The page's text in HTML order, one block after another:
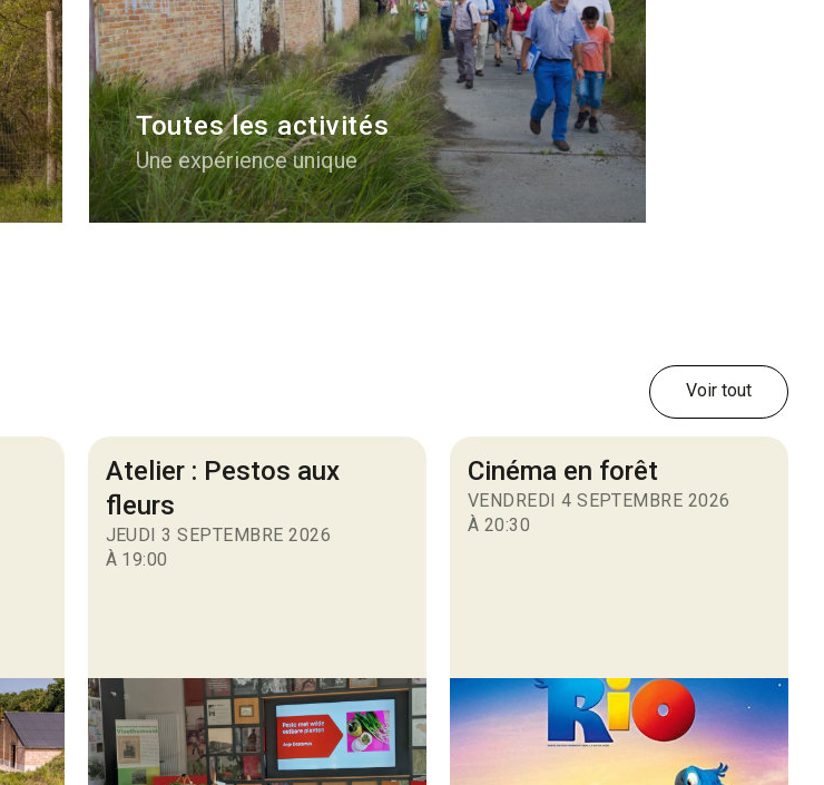
Toutes les activités
Une expérience unique
Voir tout
Atelier : Pestos aux
fleurs
JEUDI 3 SEPTEMBRE 2026
À 19:00
Cinéma en forêt
VENDREDI 4 SEPTEMBRE 2026
À 20:30